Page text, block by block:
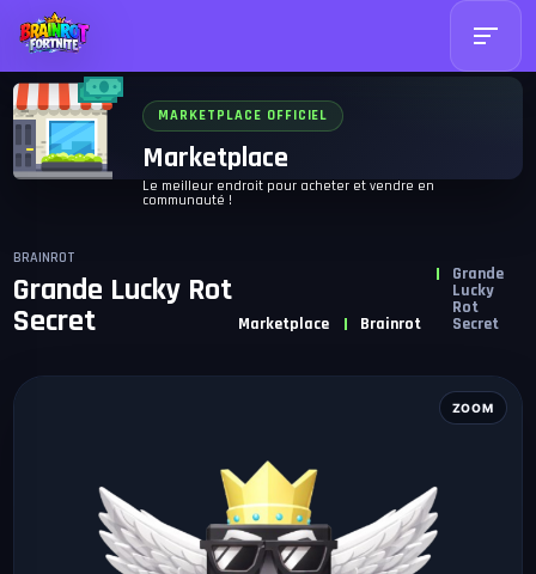
MARKETPLACE OFFICIEL
Marketplace
Le meilleur endroit pour acheter et vendre en
communauté !
BRAINROT
Grande Lucky Rot
Secret Marketplace Brainrot
Grande
Lucky
Rot
Secret